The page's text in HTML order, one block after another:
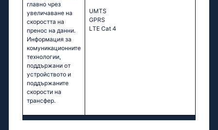
главно чрез
увеличаване на
скоростта на
пренос на данни.
Информация за
комуникационните
технологии,
поддържани от
устройството и
поддържаните
скорости на
трансфер.
UМТS
GРRS
LТЕ Саt 4